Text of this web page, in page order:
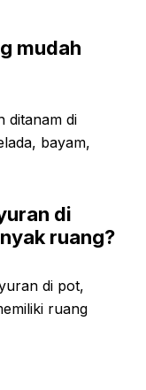
mudah
ditanam di
bayam,
di
ruang?
di pot,
ruang